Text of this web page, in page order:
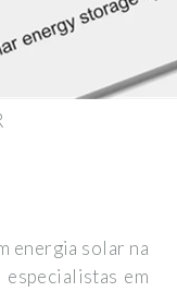
energia solar na
em